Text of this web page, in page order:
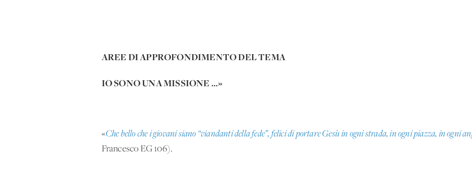
AREE DI APPROFONDIMENTO DEL TEMA
IO SONO UNA MISSIONE …»
«Che bello che i giovani siano “viandanti della fede”, felici di portare Gesù in ogni strada, in ogni piazza, in ogni
Francesco EG 106).